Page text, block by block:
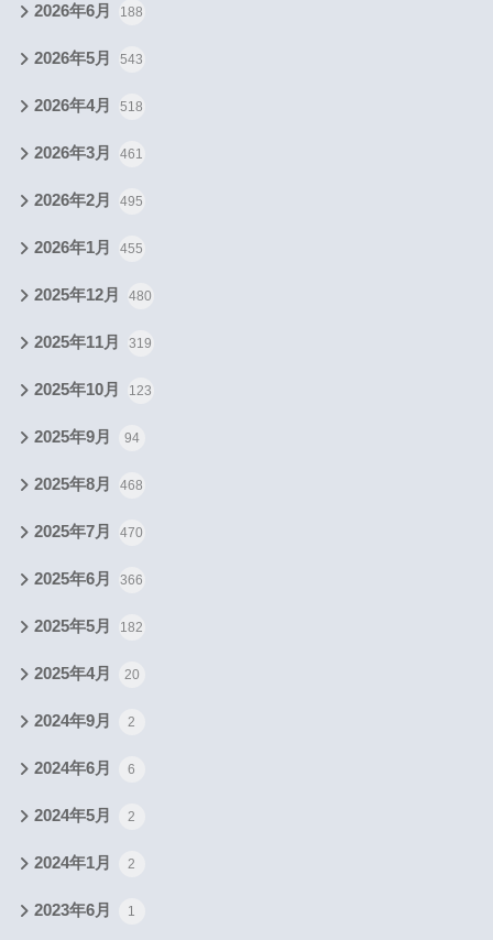
2026年6月 188
2026年5月 543
2026年4月 518
2026年3月 461
2026年2月 495
2026年1月 455
2025年12月 480
2025年11月 319
2025年10月 123
2025年9月 94
2025年8月 468
2025年7月 470
2025年6月 366
2025年5月 182
2025年4月 20
2024年9月 2
2024年6月 6
2024年5月 2
2024年1月 2
2023年6月 1